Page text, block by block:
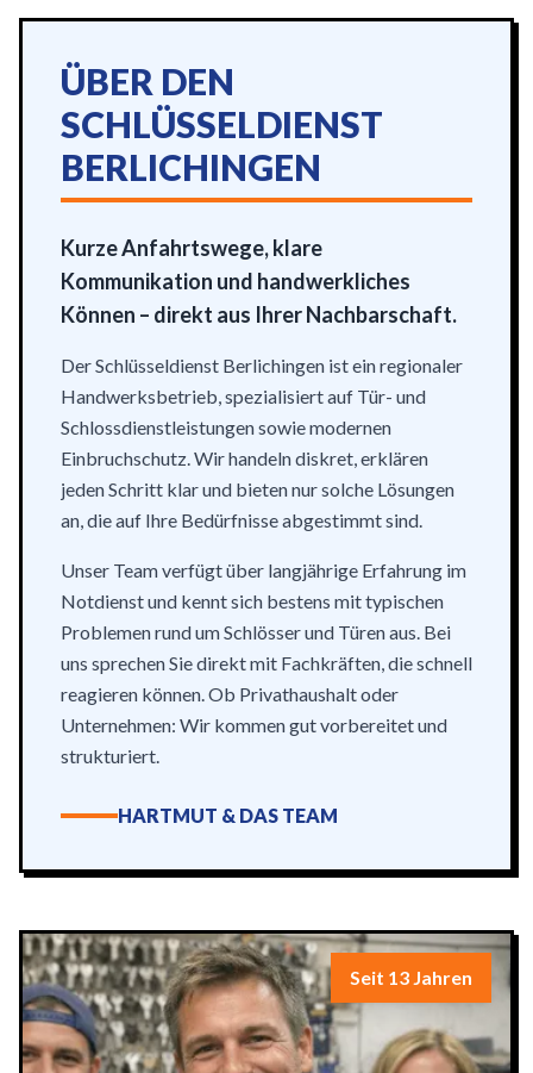
ÜBER DEN
SCHLÜSSELDIENST
BERLICHINGEN
Kurze Anfahrtswege, klare
Kommunikation und handwerkliches
Können – direkt aus Ihrer Nachbarschaft.
Der Schlüsseldienst Berlichingen ist ein regionaler
Handwerksbetrieb, spezialisiert auf Tür- und
Schlossdienstleistungen sowie modernen
Einbruchschutz. Wir handeln diskret, erklären
jeden Schritt klar und bieten nur solche Lösungen
an, die auf Ihre Bedürfnisse abgestimmt sind.
Unser Team verfügt über langjährige Erfahrung im
Notdienst und kennt sich bestens mit typischen
Problemen rund um Schlösser und Türen aus. Bei
uns sprechen Sie direkt mit Fachkräften, die schnell
reagieren können. Ob Privathaushalt oder
Unternehmen: Wir kommen gut vorbereitet und
strukturiert.
HARTMUT & DAS TEAM
Seit 13 Jahren